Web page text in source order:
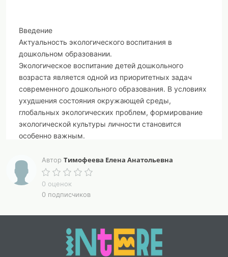
Введение
Актуальность экологического воспитания в
дошкольном образовании.
Экологическое воспитание детей дошкольного
возраста является одной из приоритетных задач
современного дошкольного образования. В условиях
ухудшения состояния окружающей среды,
глобальных экологических проблем, формирование
экологической культуры личности становится
особенно важным.
Дошкольный возраст - сензитивный период для
становления основ экологического сознания,
бережного отношения к природе и экологически
грамотного поведения. Именно в этот период
окружающем мире, развитие познавательного
интереса и эмоционально-ценностного отношения к
Автор Тимофеева Елена Анатольевна
0 оценок
0 подписчиков